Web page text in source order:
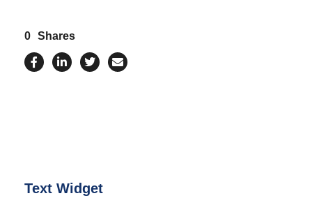
0 Shares
Text Widget